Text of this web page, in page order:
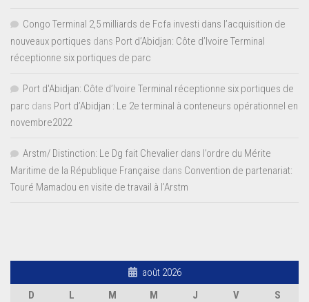
Congo Terminal 2,5 milliards de Fcfa investi dans l’acquisition de
nouveaux portiques dans Port d’Abidjan: Côte d’Ivoire Terminal
réceptionne six portiques de parc
Port d'Abidjan: Côte d’Ivoire Terminal réceptionne six portiques de
parc dans Port d’Abidjan : Le 2e terminal à conteneurs opérationnel en
novembre2022
Arstm/ Distinction: Le Dg fait Chevalier dans l’ordre du Mérite
Maritime de la République Française dans Convention de partenariat:
Touré Mamadou en visite de travail à l’Arstm
août 2026
D
L M M J V
S